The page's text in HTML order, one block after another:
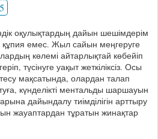
оқулықтардың дайын шешімдерім
емес. Жыл сайын меңгеруге
көлемі айтарлықтай көбейіп
түсінуге уақыт жеткіліксіз. Осы
мақсатында, олардан талап
күнделікті ментальды шаршауын
дайындалу тиімділігін арттыру
жауаптардан тұратын жинақтар